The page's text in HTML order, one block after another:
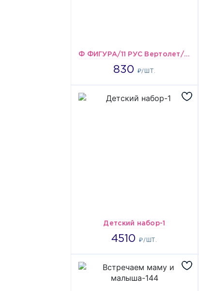
Ф ФИГУРА/11 РУС Вертолет/FM
830 ₽/ШТ.
830
Детский набор-1
4510₽/ШТ.
4510